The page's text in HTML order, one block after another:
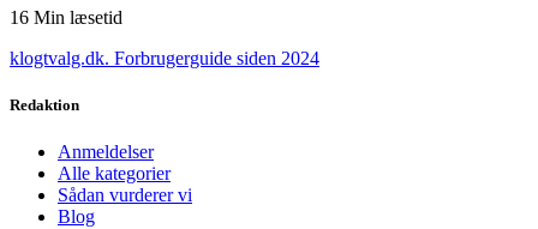
16 Min læsetid
klogtvalg.dk. Forbrugerguide siden 2024
Redaktion
Anmeldelser
Alle kategorier
Sådan vurderer vi
Blog